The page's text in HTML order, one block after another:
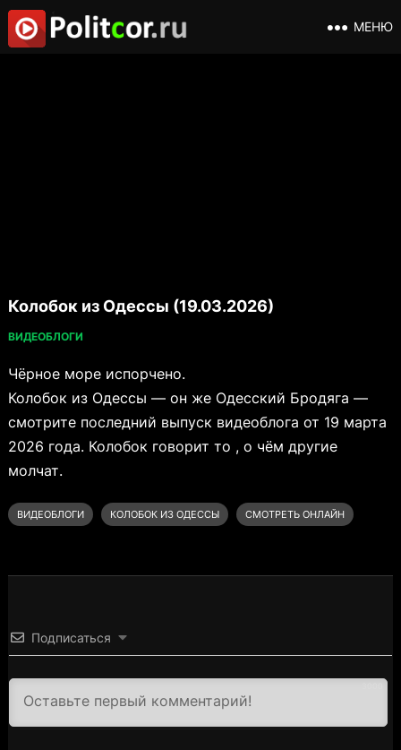
МЕНЮ
Колобок из Одессы (19.03.2026)
ВИДЕОБЛОГИ
Чёрное море испорчено.
Колобок из Одессы — он же Одесский Бродяга —
смотрите последний выпуск видеоблога от 19 марта
2026 года. Колобок говорит то , о чём другие
молчат.
ВИДЕОБЛОГИ КОЛОБОК ИЗ ОДЕССЫ СМОТРЕТЬ ОНЛАЙН
Подписаться